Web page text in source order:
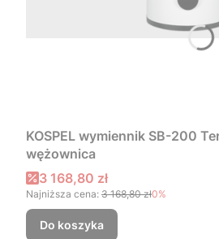
KOSPEL wymiennik SB-200
wężownica
Cena promocyjna
3 168,80 zł
Najniższa cena: 3 168,80 zł0%
Do koszyka